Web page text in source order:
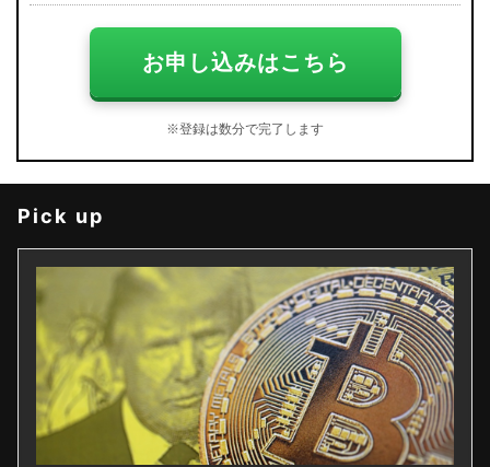
お申し込みはこちら
※登録は数分で完了します
Pick up